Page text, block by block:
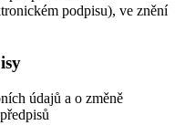
podpisu), ve znění
údajů a o změně